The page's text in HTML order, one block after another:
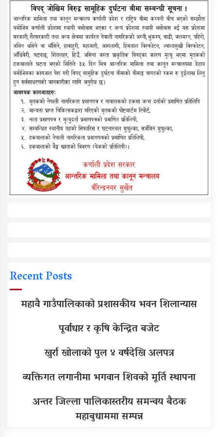
Recent Posts
महावै गाउँपालिकाको प्रशासकीय भवन शिलान्यास
पूर्वाधार र कृषि केन्द्रित बजेट
खुर्रा खोलाको पुल ४ वर्षदेखि अलपत्र
व्यक्तिगत लगानीमा भगवान शिवको मूर्ति स्थापना
अन्तर जिल्ला पालिकास्तरीय समन्वय बैठक
महाबुधाममा सम्पन्न